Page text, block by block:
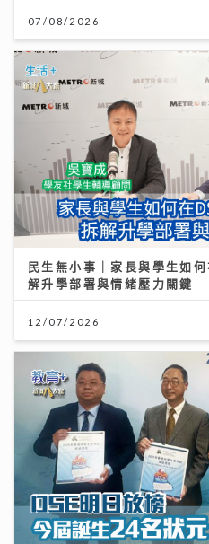
07/08/2026
民生無小事｜家長與學生如
解升學部署與情緒壓力關鍵
12/07/2026